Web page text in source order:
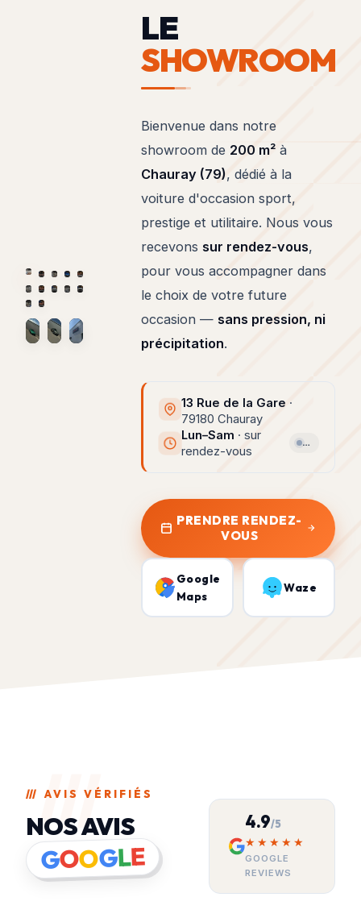
01 /12 200
D'EXPOSITION
Sur
VOUS
LE
SHOWROOM
Bienvenue dans notre
showroom de 200 m² à
Chauray (79), dédié à la
voiture d'occasion sport,
prestige et utilitaire. Nous vous
recevons sur rendez-vous,
pour vous accompagner dans
le choix de votre future
occasion — sans pression, ni
précipitation.
13 Rue de la Gare ·
79180 Chauray
Lun–Sam · sur
rendez-vous
…
PRENDRE RENDEZ-
VOUS
Google
Maps
Waze
/// AVIS VÉRIFIÉS
NOS AVIS
GOOGLE
4.9/5
★★★★★
GOOGLE
REVIEWS